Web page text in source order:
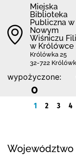
Miejska
Biblioteka
Publiczna w
Nowym
Wiśniczu
w Królówce
Królówka 25
32-722
wypożyczone:
0
1 2 3 4
Województwo